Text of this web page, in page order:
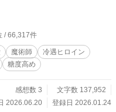
ております。 ※表紙はAIイラス
フェ」様を使用しております。
。
/ 66,317件
魔術師
冷遇ヒロイン
糖度高め
感想数 3
文字数 137,952
2026.06.20
登録日 2026.01.24